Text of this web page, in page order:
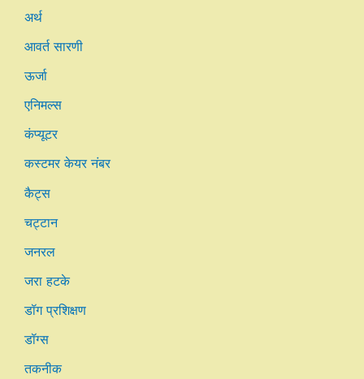
अर्थ
आवर्त सारणी
ऊर्जा
एनिमल्स
कंप्यूटर
कस्टमर केयर नंबर
कैट्स
चट्टान
जनरल
जरा हटके
डॉग प्रशिक्षण
डॉग्स
तकनीक